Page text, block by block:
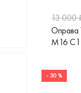
13 000
Оправа
M16 C1
- 30 %